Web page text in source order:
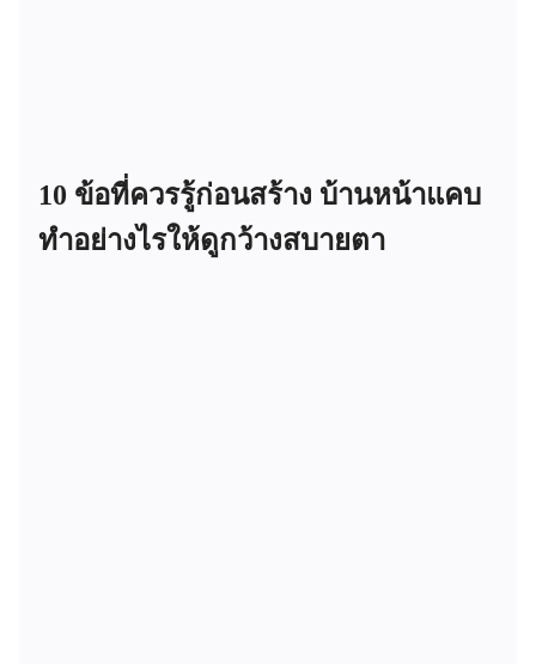
10 ข้อที่ควรรู้ก่อนสร้าง บ้านหน้าแคบ
ทำอย่างไรให้ดูกว้างสบายตา